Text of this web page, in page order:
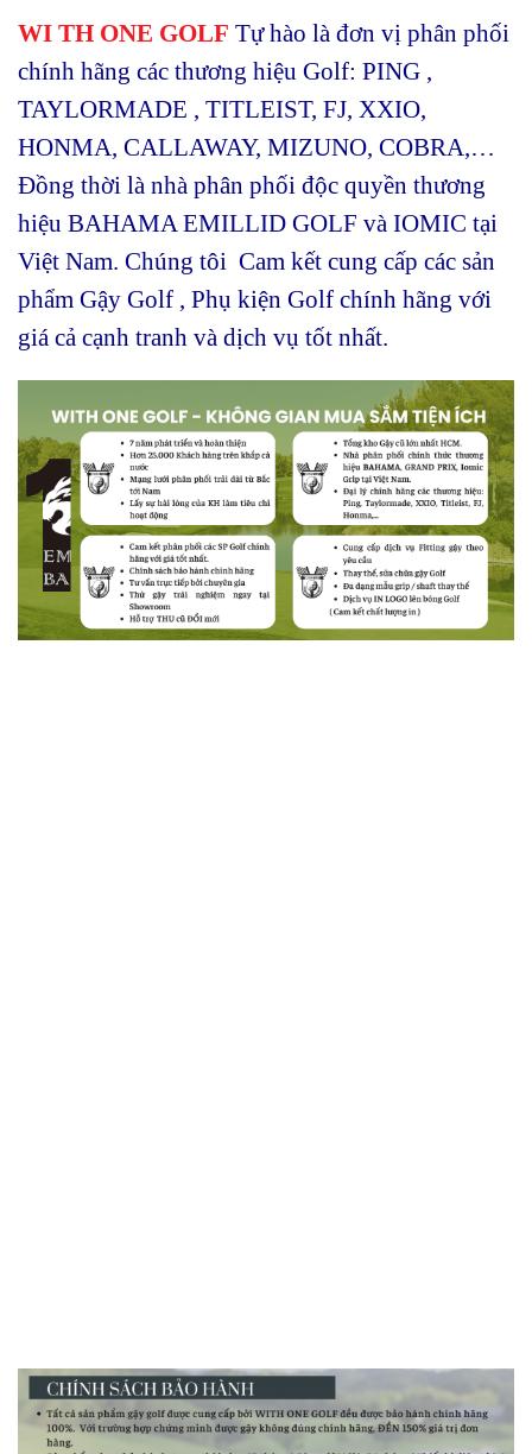
WI TH ONE GOLF Tự hào là đơn vị phân phối
chính hãng các thương hiệu Golf: PING ,
TAYLORMADE , TITLEIST, FJ, XXIO,
HONMA, CALLAWAY, MIZUNO, COBRA,…
Đồng thời là nhà phân phối độc quyền thương
hiệu BAHAMA EMILLID GOLF và IOMIC tại
Việt Nam. Chúng tôi Cam kết cung cấp các sản
phẩm Gậy Golf , Phụ kiện Golf chính hãng với
giá cả cạnh tranh và dịch vụ tốt nhất.